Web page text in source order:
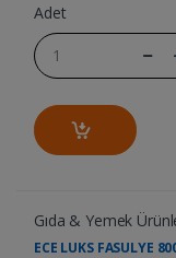
Adet
Gıda & Yemek
ECE LUKS FASULYE